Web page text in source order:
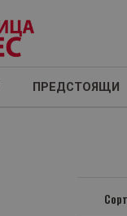
ПРЕДСТОЯЩИ